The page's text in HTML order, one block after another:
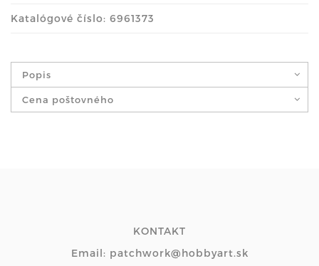
Katalógové číslo: 6961373
Popis
Cena poštovného
KONTAKT
Email: patchwork@hobbyart.sk